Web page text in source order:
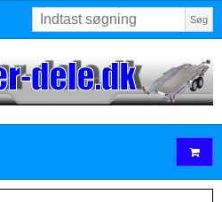
Søg